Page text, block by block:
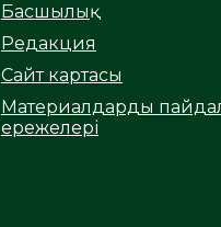
Басшылық
Редакция
Сайт картасы
Материалдарды
ережелері